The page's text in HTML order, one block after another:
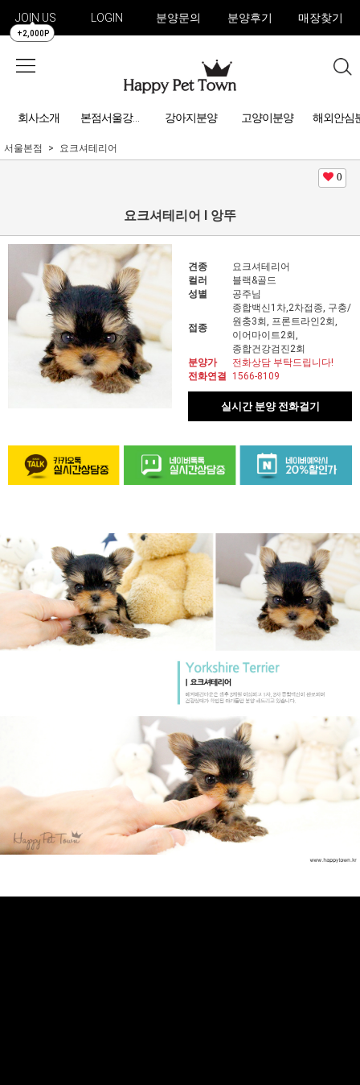
JOIN US
+2,000P
LOGIN 분양문의 분양후기 매장찾기
회사소개 본점서울강아지분양 강아지분양 고양이분양 해외안심
서울본점 요크셔테리어
0
요크셔테리어 l 앙뚜
견종
요크셔테리어
컬러
블랙&골드
성별
공주님
접종
종합백신1차,2차접종, 구충/
원충3회, 프론트라인2회,
이어마이트2회,
종합건강검진2회
분양가
전화상담 부탁드립니다!
전화연결
1566-8109
실시간 분양 전화걸기